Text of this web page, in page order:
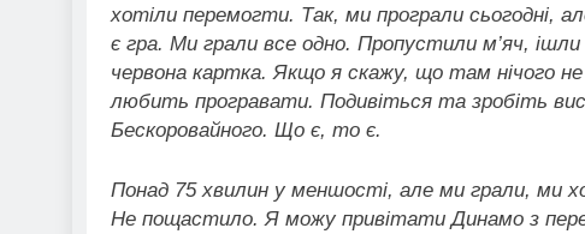
хотіли перемогти. Так, ми програли сьогодні,
є гра. Ми грали все одно. Пропустили м’яч,
червона картка. Якщо я скажу, що там нічого
любить програвати. Подивіться та зробіть
Бескоровайного. Що є, то є.
Понад 75 хвилин у меншості, але ми грали, ми
Не пощастило. Я можу привітати Динамо з